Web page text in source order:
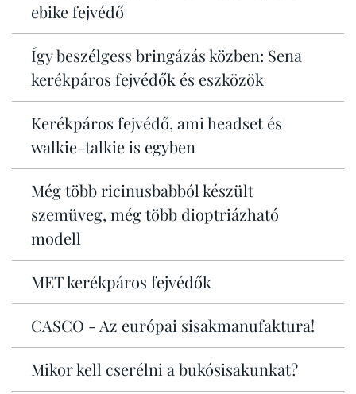
ebike fejvédő
Így beszélgess bringázás közben: Sena
kerékpáros fejvédők és eszközök
Kerékpáros fejvédő, ami headset és
walkie-talkie is egyben
Még több ricinusbabból készült
szemüveg, még több dioptriázható
modell
MET kerékpáros fejvédők
CASCO - Az európai sisakmanufaktura!
Mikor kell cserélni a bukósisakunkat?